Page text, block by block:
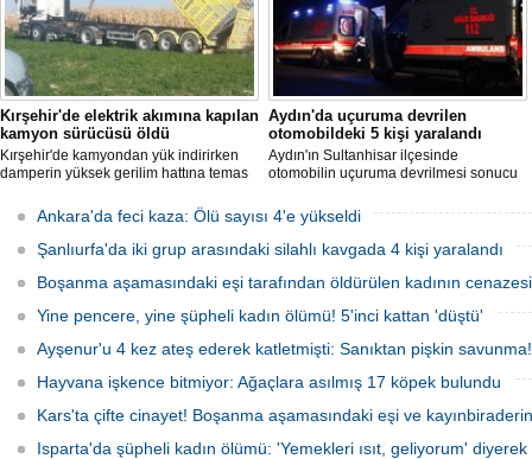
Kırşehir'de elektrik akımına kapılan
kamyon sürücüsü öldü
Kırşehir'de kamyondan yük indirirken
damperin yüksek gerilim hattına temas
sürücü hayatını kaybetti.
Aydın'da uçuruma devrilen
otomobildeki 5 kişi yaralandı
Aydın'ın Sultanhisar ilçesinde
otomobilin uçuruma devrilmesi sonucu
Ankara'da feci kaza: Ölü sayısı 4'e yükseldi
Şanlıurfa'da iki grup arasındaki silahlı kavgada 4 kişi yaralandı
Boşanma aşamasındaki eşi tarafından öldürülen kadının
Yine pencere, yine şüpheli kadın ölümü! 5'inci kattan 'düştü'
Ayşenur'u 4 kez ateş ederek katletmişti: Sanıktan pişkin savunma!
Hayvana işkence bitmiyor: Ağaçlara asılmış 17 köpek bulundu
Kars'ta çifte cinayet! Boşanma aşamasındaki eşi ve
Isparta'da şüpheli kadın ölümü: 'Yemekleri ısıt, geliyorum' diyerek